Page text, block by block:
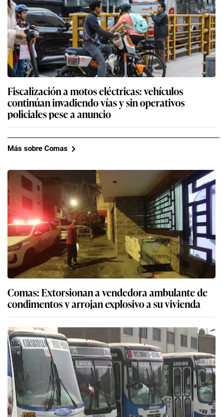
Fiscalización a motos eléctricas: vehículos
continúan invadiendo vías y sin operativos
policiales pese a anuncio
Más sobre Comas
Comas: Extorsionan a vendedora ambulante de
condimentos y arrojan explosivo a su vivienda